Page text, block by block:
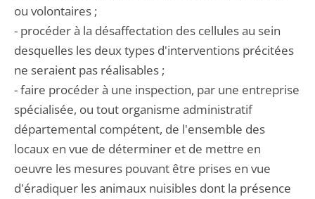
ou volontaires ;
- procéder à la désaffectation des cellules au sein
desquelles les deux types d'interventions précitées
ne seraient pas réalisables ;
- faire procéder à une inspection, par une entreprise
spécialisée, ou tout organisme administratif
départemental compétent, de l'ensemble des
locaux en vue de déterminer et de mettre en
oeuvre les mesures pouvant être prises en vue
d'éradiquer les animaux nuisibles dont la présence